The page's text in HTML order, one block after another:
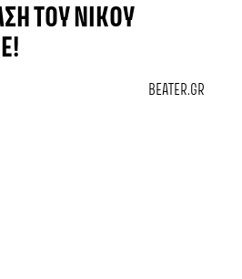
ΤΟΥ ΝΊΚΟΥ
BEATER.GR